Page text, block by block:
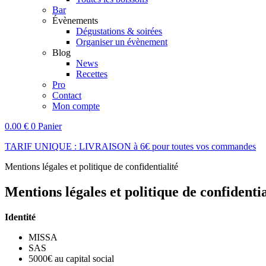
Bar
Évènements
Dégustations & soirées
Organiser un évènement
Blog
News
Recettes
Pro
Contact
Mon compte
0.00 € 0 Panier
TARIF UNIQUE : LIVRAISON à 6€ pour toutes vos commandes
Mentions légales et politique de confidentialité
Mentions légales et politique de
Identité
MISSA
SAS
5000€ au capital social